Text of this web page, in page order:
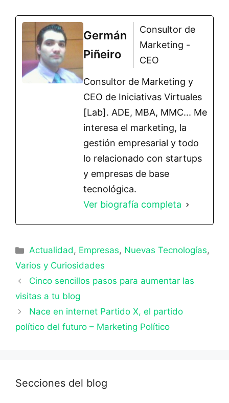
Germán
Piñeiro
Consultor de
Marketing -
CEO
Consultor de Marketing y
CEO de Iniciativas Virtuales
[Lab]. ADE, MBA, MMC... Me
interesa el marketing, la
gestión empresarial y todo
lo relacionado con startups
y empresas de base
tecnológica.
Ver biografía completa
Categorías
Actualidad, Empresas, Nuevas Tecnologías,
Varios y Curiosidades
Cinco sencillos pasos para aumentar las
visitas a tu blog
Nace en internet Partido X, el partido
político del futuro – Marketing Político
Secciones del blog